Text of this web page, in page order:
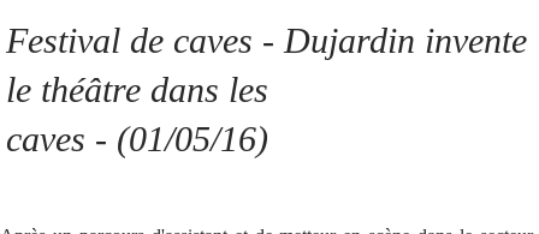
Festival de caves - Dujardin invente
le théâtre dans les
caves - (01/05/16)